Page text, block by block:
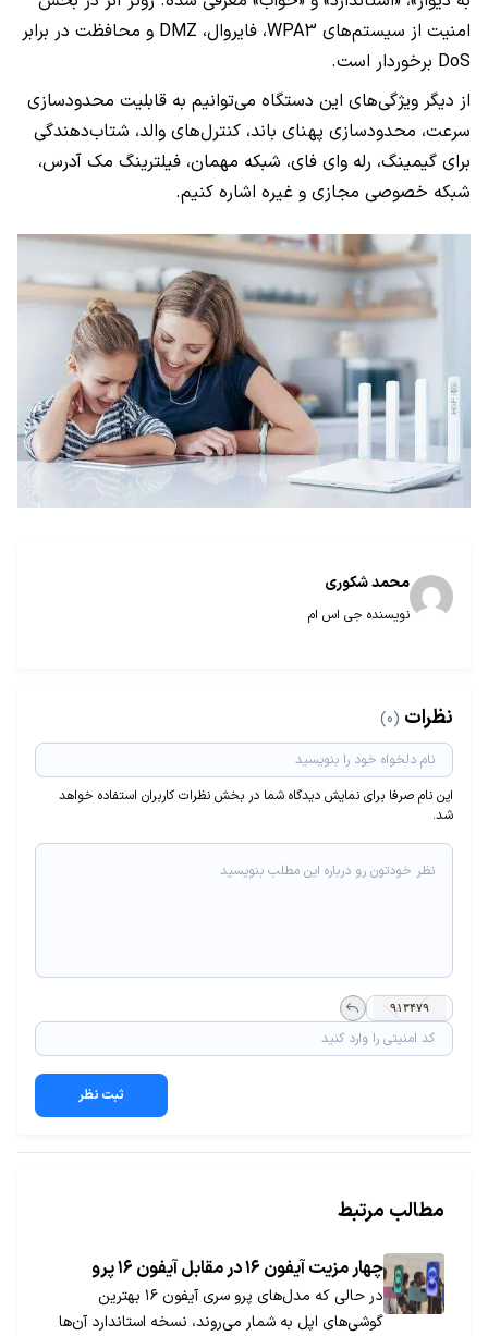
امنیت از سیستم‌های WPA3، فایروال، DMZ و محافظت در برابر
DoS برخوردار است.
از دیگر ویژگی‌های این دستگاه می‌توانیم به قابلیت محدودسازی
سرعت، محدودسازی پهنای باند، کنترل‌های والد، شتاب‌دهندگی
برای گیمینگ، رله وای فای، شبکه مهمان، فیلترینگ مک آدرس،
شبکه خصوصی مجازی و غیره اشاره کنیم.
محمد شکوری
نویسنده جی اس ام
نظرات (0)
این نام صرفا برای نمایش دیدگاه شما در بخش نظرات کاربران استفاده خواهد
شد.
ثبت نظر
مطالب مرتبط
چهار مزیت آیفون ۱۶ در مقابل آیفون ۱۶ پرو
در حالی که مدل‌های پرو سری آيفون ۱۶ بهترین
گوشی‌های اپل به شمار می‌روند، نسخه استاندارد آن‌ها